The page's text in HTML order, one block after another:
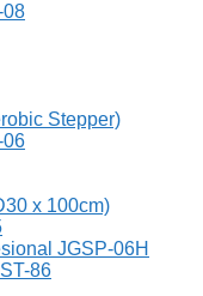
08
Stepper)
06
x 100cm)
JGSP-06H
86